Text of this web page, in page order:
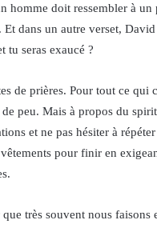
homme doit ressembler à
Et dans un autre verset,
tu seras exaucé ?
de prières. Pour tout ce qui
peu. Mais à propos du
et ne pas hésiter à
pour finir en
très souvent nous